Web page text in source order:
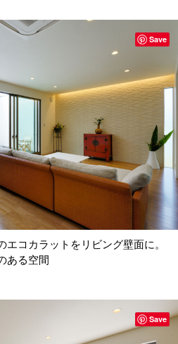
コカラットをリビング壁面に。
ある空間
Save
Save